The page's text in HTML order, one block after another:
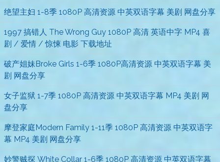
绝望主妇 1-8季 1080P 高清资源 中英双语字幕 美剧 网盘分享
1997 搞错人 The Wrong Guy 1080P 高清 英语中字 MP4 喜
剧 / 爱情 / 惊悚 电影 下载地址
破产姐妹Broke Girls 1-6季 1080P高清资源 中英双语字幕 美
剧 网盘分享
女子监狱 1-7季 1080P 高清资源 中英双语字幕 MP4 美剧 网
盘分享
摩登家庭Modern Family 1-11季 1080P 高清资源 中英双语字
幕 MP4 美剧 网盘分享
妙警贼探 White Collar 1-6季 1080P 高清资源 中英双语字幕